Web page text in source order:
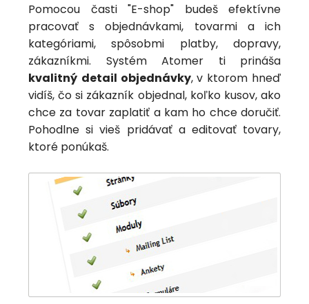
Pomocou časti "E-shop" budeš efektívne
pracovať s objednávkami, tovarmi a ich
kategóriami, spôsobmi platby, dopravy,
zákazníkmi. Systém Atomer ti prináša
kvalitný detail objednávky, v ktorom hneď
vidíš, čo si zákazník objednal, koľko kusov, ako
chce za tovar zaplatiť a kam ho chce doručiť.
Pohodlne si vieš pridávať a editovať tovary,
ktoré ponúkaš.